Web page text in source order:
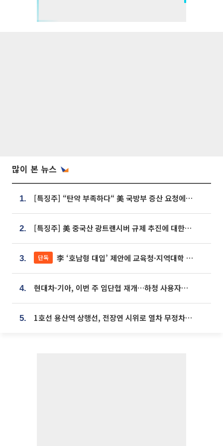
많이 본 뉴스
1. [특징주] “탄약 부족하다“ 美 국방부 증산 요청에⋯국내 방산주 급등세
2. [특징주] 美 중국산 광트랜시버 규제 추진에 대한광통신 등 광통신株 강세
3. 단독 李 ‘호남형 대입’ 제안에 교육청·지역대학 서·논술형 입시 연계 '착수'
4. 현대차·기아, 이번 주 임단협 재개…하청 사용자성 재심도 ‘변수’
5. 1호선 용산역 상행선, 전장연 시위로 열차 무정차 운행